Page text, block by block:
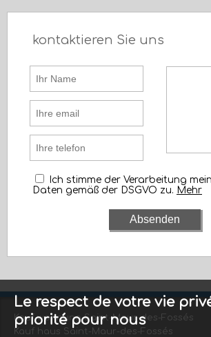
kontaktieren Sie uns
Ich stimme der Verarbeitung
Daten gemäß der DSGVO zu. Mehr
Kauf wohnung Saint-Maur-des-Fossés
Kauf haus Saint-Maur-des-Fossés
Le respect de votre vie
priorité pour nous